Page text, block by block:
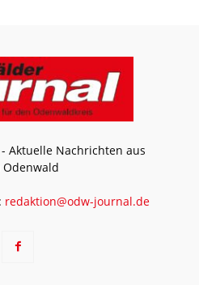
Aktuelle Nachrichten aus
Odenwald
redaktion@odw-journal.de